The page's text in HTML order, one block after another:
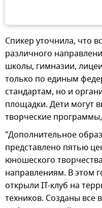
Спикер уточнила, что
различного
школы, гимназии,
только по единым
стандартам, но и
площадки. Дети могут
творческие
"Дополнительное
представлено пятью
юношеского
направлениям. В этом
открыли IT-клуб на
техников. Созданы все